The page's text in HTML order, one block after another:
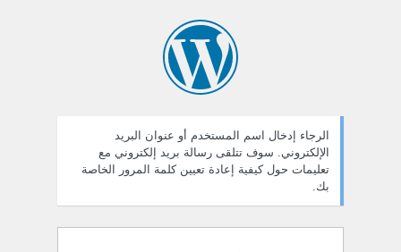
الرجاء إدخال اسم المستخدم أو عنوان البريد
الإلكتروني. سوف تتلقى رسالة بريد إلكتروني مع
تعليمات حول كيفية إعادة تعيين كلمة المرور الخاصة
بك.